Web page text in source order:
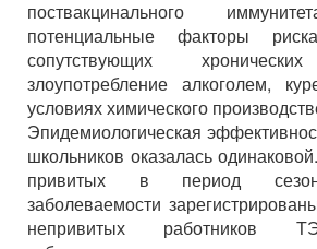
поствакцинального
потенциальные факторы
сопутствующих
злоупотребление алкоголем,
условиях химического
Эпидемиологическая
школьников оказалась
привитых в период
заболеваемости
непривитых работников